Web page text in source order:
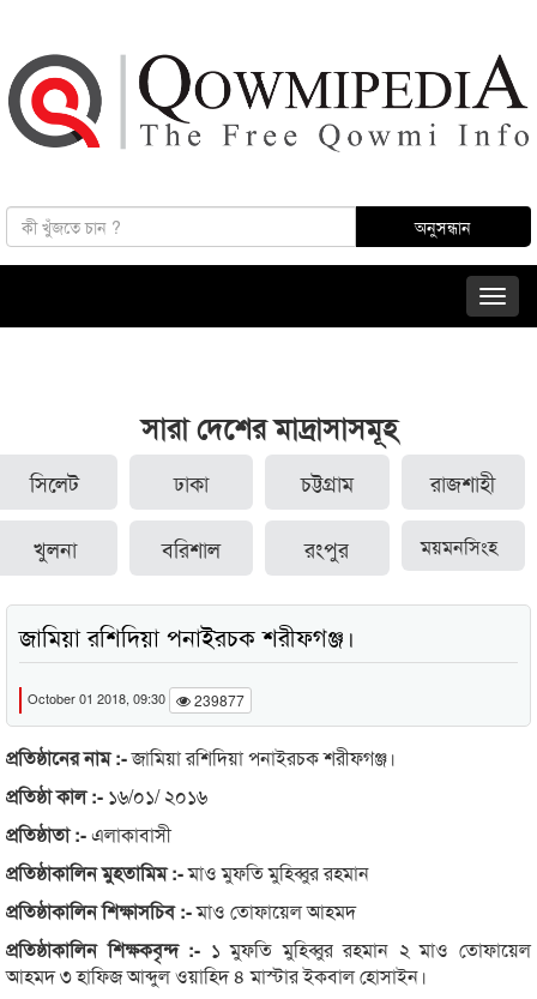
সারা দেশের মাদ্রাসাসমূহ
সিলেট ঢাকা চট্টগ্রাম রাজশাহী
খুলনা বরিশাল রংপুর ময়মনসিংহ
জামিয়া রশিদিয়া পনাইরচক শরীফগঞ্জ।
October 01 2018, 09:30 239877
প্রতিষ্ঠানের নাম :-জামিয়া রশিদিয়া পনাইরচক শরীফগঞ্জ।
প্রতিষ্ঠা কাল :- ১৬/০১/ ২০১৬
প্রতিষ্ঠাতা :-এলাকাবাসী
প্রতিষ্ঠাকালিন মুহতামিম :-মাও মুফতি মুহিব্বুর রহমান
প্রতিষ্ঠাকালিন শিক্ষাসচিব :-মাও তোফায়েল আহমদ
প্রতিষ্ঠাকালিন শিক্ষকবৃন্দ :- ১ মুফতি মুহিব্বুর রহমান ২ মাও তোফায়েল
আহমদ ৩ হাফিজ আব্দুল ওয়াহিদ ৪ মাস্টার ইকবাল হোসাইন।